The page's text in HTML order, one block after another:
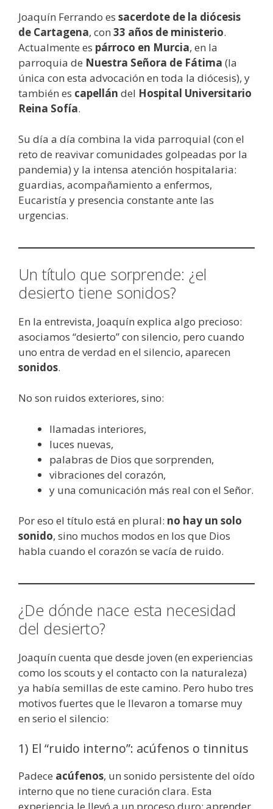
Joaquín Ferrando es sacerdote de la diócesis
de Cartagena, con 33 años de ministerio.
Actualmente es párroco en Murcia, en la
parroquia de Nuestra Señora de Fátima (la
única con esta advocación en toda la diócesis), y
también es capellán del Hospital Universitario
Reina Sofía.
Su día a día combina la vida parroquial (con el
reto de reavivar comunidades golpeadas por la
pandemia) y la intensa atención hospitalaria:
guardias, acompañamiento a enfermos,
Eucaristía y presencia constante ante las
urgencias.
Un título que sorprende: ¿el
desierto tiene sonidos?
En la entrevista, Joaquín explica algo precioso:
asociamos “desierto” con silencio, pero cuando
uno entra de verdad en el silencio, aparecen
sonidos.
No son ruidos exteriores, sino:
llamadas interiores,
luces nuevas,
palabras de Dios que sorprenden,
vibraciones del corazón,
y una comunicación más real con el Señor.
Por eso el título está en plural: no hay un solo
sonido, sino muchos modos en los que Dios
habla cuando el corazón se vacía de ruido.
¿De dónde nace esta necesidad
del desierto?
Joaquín cuenta que desde joven (en experiencias
como los scouts y el contacto con la naturaleza)
ya había semillas de este camino. Pero hubo tres
motivos fuertes que le llevaron a tomarse muy
en serio el silencio:
1) El “ruido interno”: acúfenos o tinnitus
Padece acúfenos, un sonido persistente del oído
interno que no tiene curación clara. Esta